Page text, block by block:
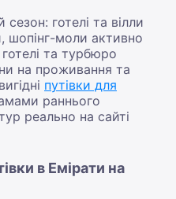
готелі та вілли
шопінг-моли активно
та турбюро
на проживання та
путівки для
раннього
реально на сайті
в Емірати на